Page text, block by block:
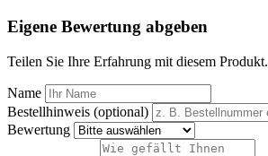
Eigene Bewertung abgeben
Teilen Sie Ihre Erfahrung mit diesem Produkt.
Name
Bestellhinweis (optional)
Bewertung